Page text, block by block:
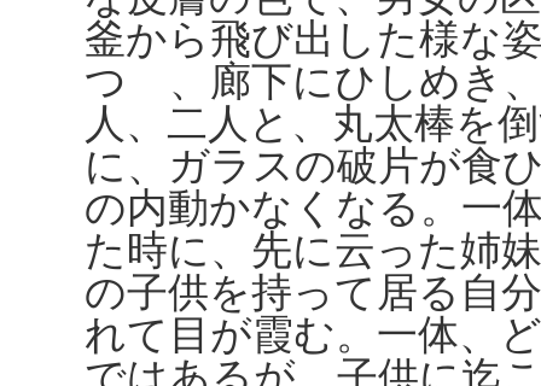
釜から飛び出した様な
つゝ、廊下にひしめき
人、二人と、丸太棒を
に、ガラスの破片が食
の内動かなくなる。一
た時に、先に云った姉
の子供を持って居る自
れて目が霞む。一体、
ではあるが、子供に迄